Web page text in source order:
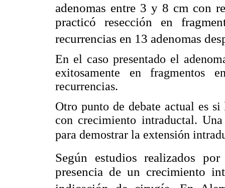
adenomas entre 3 y 8 cm con
practicó resección en
recurrencias en 13 adenomas
En el caso presentado el
exitosamente en fragmentos
recurrencias.
Otro punto de debate actual es
con crecimiento intraductal.
para demostrar la extensión
Según estudios realizados
presencia de un crecimiento